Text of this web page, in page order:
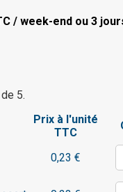
/ week-end ou 3
5.
Prix à l'unité
TTC
0,23 €